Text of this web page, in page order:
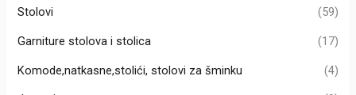
Stolovi (59)
Garniture stolova i stolica (17)
Komode,natkasne,stolići, stolovi za šminku (4)